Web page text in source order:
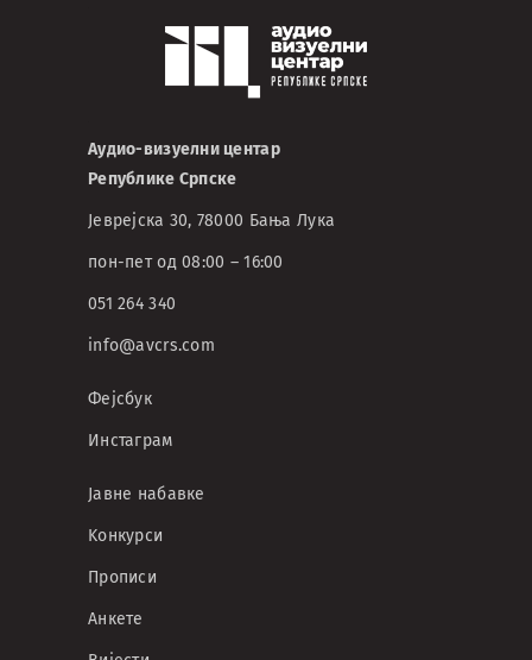
Аудио-визуелни центар
Републике Српске
Јеврејска 30, 78000 Бања Лука
пон-пет од 08:00 – 16:00
051 264 340
info@avcrs.com
Фејсбук
Инстаграм
Јавне набавке
Kонкурси
Прописи
Анкете